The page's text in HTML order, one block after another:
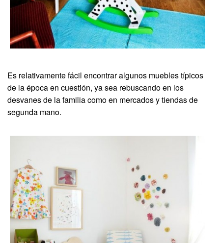
Es relativamente fácil encontrar algunos muebles típicos
de la época en cuestión, ya sea rebuscando en los
desvanes de la familia como en mercados y tiendas de
segunda mano.